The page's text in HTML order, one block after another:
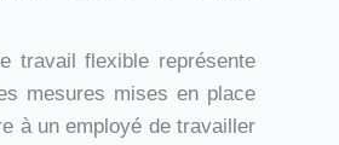
travail flexible représente
mesures mises en place
à un employé de travailler